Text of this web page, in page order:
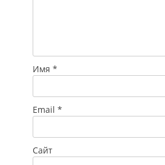
Имя *
Email *
Сайт